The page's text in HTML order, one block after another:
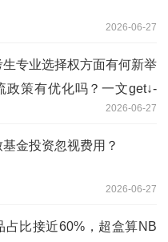
2026-06-27
专业选择权方面有何新举
政策有优化吗？一文get↓-
2026-06-27
金投资忽视费用？
2026-06-27
占比接近60%，超盒算NB